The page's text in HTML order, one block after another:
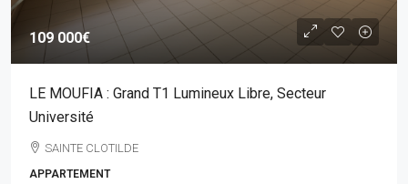
109 000€
LE MOUFIA : Grand T1 Lumineux Libre, Secteur
Université
SAINTE CLOTILDE
APPARTEMENT